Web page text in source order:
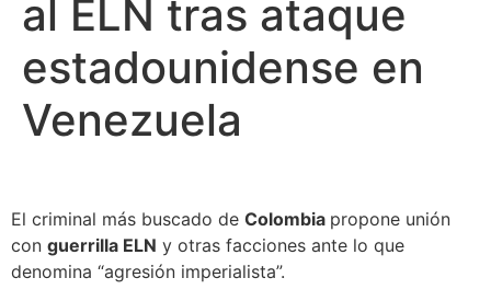
al ELN tras ataque
estadounidense en
Venezuela
El criminal más buscado de Colombia propone unión
con guerrilla ELN y otras facciones ante lo que
denomina “agresión imperialista”.